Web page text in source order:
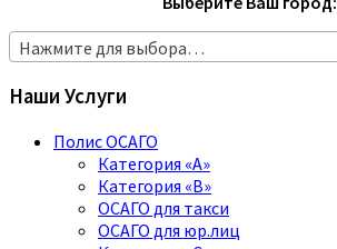
Нажмите для выбора…
Наши Услуги
Полис ОСАГО
Категория «A»
Категория «B»
ОСАГО для такси
ОСАГО для юр.лиц